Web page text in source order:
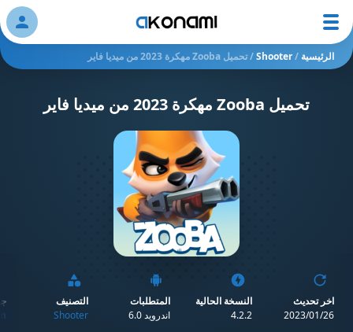
الرئيسية /
Shooter
/تحميل Zooba مهكرة 2023 من ميديا فاير
تحميل Zooba مهكرة 2023 من ميديا فاير
اخر تحديث
26‏/01‏/2023
النسخة الحالية
4.2.2
المتطلبات
اندرويد 6.0
التصنيف
Shooter